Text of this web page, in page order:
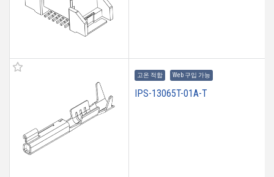
고온 적합 Web 구입 가능
IPS-13065T-01A-T